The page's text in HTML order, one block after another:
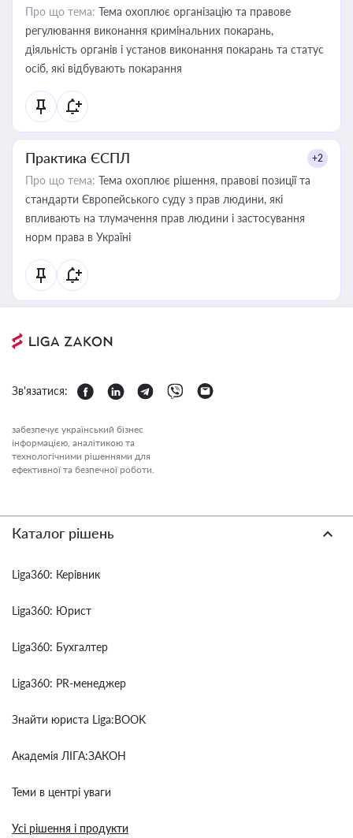
Про що тема: Тема охоплює організацію та правове
регулювання виконання кримінальних покарань,
діяльність органів і установ виконання покарань та статус
осіб, які відбувають покарання
Практика ЄСПЛ +2
Про що тема: Тема охоплює рішення, правові позиції та
стандарти Європейського суду з прав людини, які
впливають на тлумачення прав людини і застосування
норм права в Україні
Зв'язатися:
забезпечує український бізнес
інформацією, аналітикою та
технологічними рішеннями для
ефективної та безпечної роботи.
Каталог рішень
Liga360: Керівник
Liga360: Юрист
Liga360: Бухгалтер
Liga360: PR-менеджер
Знайти юриста Liga:BOOK
Академія ЛІГА:ЗАКОН
Теми в центрі уваги
Усі рішення і продукти